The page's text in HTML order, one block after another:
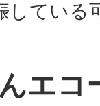
している
エ